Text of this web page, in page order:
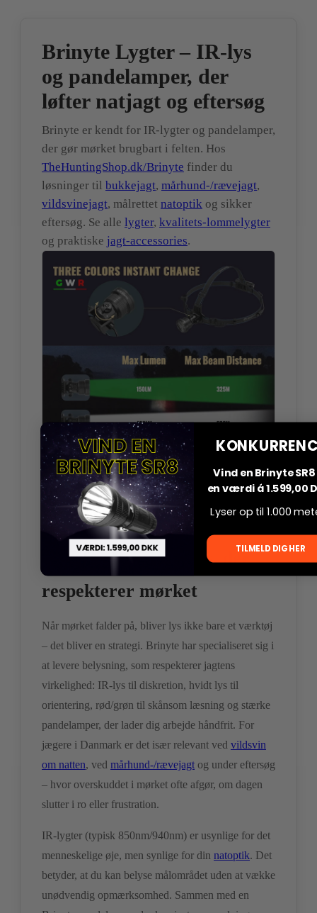
Brinyte Lygter – IR-lys
og pandelamper, der
løfter natjagt og eftersøg
Brinyte er kendt for IR-lygter og pandelamper,
der gør mørket brugbart i felten. Hos
TheHuntingShop.dk/Brinyte finder du
løsninger til bukkejagt, mårhund-/rævejagt,
vildsvinejagt, målrettet natoptik og sikker
eftersøg. Se alle lygter, kvalitets-lommelygter
og praktiske jagt-accessories.
Hvorfor Brinyte? Lys, der
respekterer mørket
Når mørket falder på, bliver lys ikke bare et værktøj
– det bliver en strategi. Brinyte har specialiseret sig i
at levere belysning, som respekterer jagtens
virkelighed: IR-lys til diskretion, hvidt lys til
orientering, rød/grøn til skånsom læsning og stærke
pandelamper, der lader dig arbejde håndfrit. For
jægere i Danmark er det især relevant ved vildsvin
om natten, ved mårhund-/rævejagt og under eftersøg
– hvor overskuddet i mørket ofte afgør, om dagen
slutter i ro eller frustration.
IR-lygter (typisk 850nm/940nm) er usynlige for det
menneskelige øje, men synlige for din natoptik. Det
betyder, at du kan belyse målområdet uden at vække
unødvendig opmærksomhed. Sammen med en
Vind en Brinyte
en værdi á 1.599,00
Lyser op til 1.000
TILMELD DIG HER